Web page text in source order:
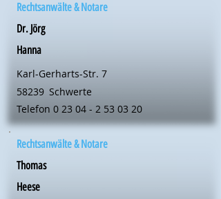
Rechtsanwälte & Notare
Dr. Jörg
Hanna
Karl-Gerharts-Str. 7
58239 Schwerte
Telefon 0 23 04 - 2 53 03 20
Rechtsanwälte & Notare
Thomas
Heese